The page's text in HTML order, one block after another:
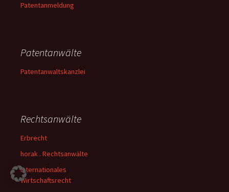
Patentanmeldung
Patentanwälte
Patentanwaltskanzlei
Rechtsanwälte
Erbrecht
horak . Rechtsanwälte
Internationales
Wirtschaftsrecht